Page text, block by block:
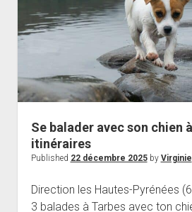
accessibles
centre-
ville
Se balader avec son chien
itinéraires
Published 22 décembre 2025by Virginie
Direction les Hautes-Pyrénées
3 balades à Tarbes avec ton